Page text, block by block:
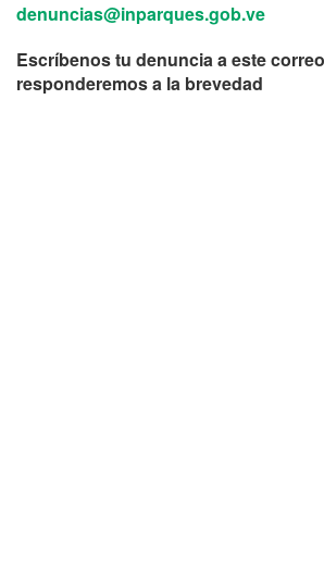
denuncias@inparques.gob.ve
Escríbenos tu denuncia a este
responderemos a la brevedad